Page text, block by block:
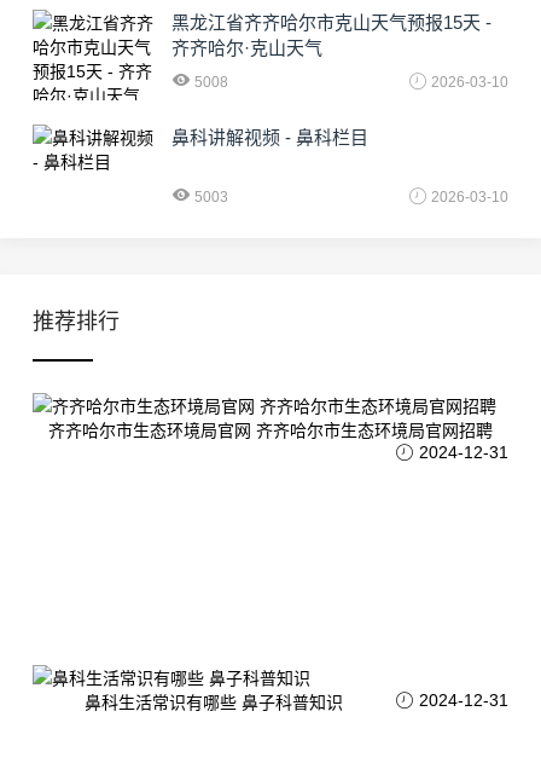
黑龙江省齐齐哈尔市克山天气预报15天 -
齐齐哈尔·克山天气
5008 2026-03-10
鼻科讲解视频 - 鼻科栏目
5003 2026-03-10
推荐排行
齐齐哈尔市生态环境局官网 齐齐哈尔市生态环境局官网招聘
2024-12-31
鼻科生活常识有哪些 鼻子科普知识 2024-12-31